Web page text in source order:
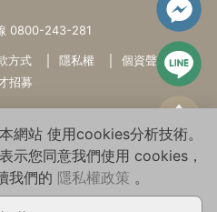
0800-243-281
方式 隱私權
個資聲明
招募
PRODUCTS GROUP All Rights
網站 使用cookies分析技術。
示您同意我們使用 cookies，
我們的 隱私權政策 。